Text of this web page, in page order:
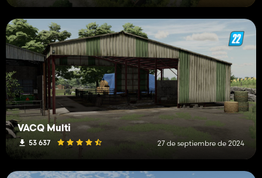
VACQ Multi
53 637 27 de septiembre de 2024